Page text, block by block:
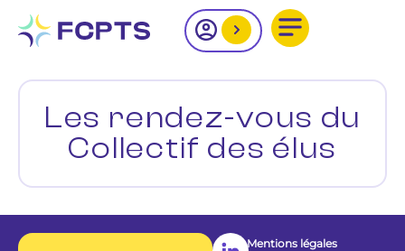
Les rendez-vous du
Collectif des élus
Mentions légales